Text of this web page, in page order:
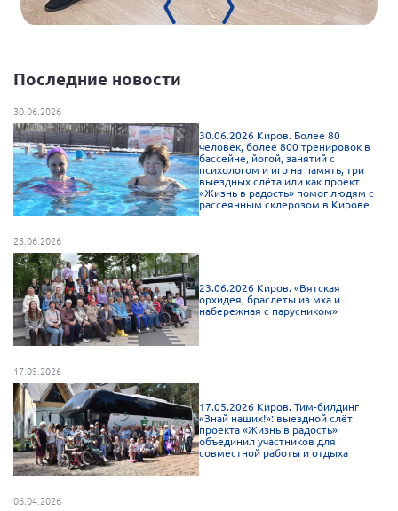
Алтайский край
Волгоградская область
Воронежская область
Ивановская область
Калининградская область
Кемеровская область
Кировская область
Краснодарский край
Красноярский край
Липецкая область
Ленинградская область
г. Москва
Московская область
Мурманская область
Последние новости
30.06.2026
30.06.2026 Киров. Более 80
человек, более 800 тренировок в
бассейне, йогой, занятий с
психологом и игр на память, три
выездных слёта или как проект
«Жизнь в радость» помог людям с
рассеянным склерозом в Кирове
23.06.2026
23.06.2026 Киров. «Вятская
орхидея, браслеты из мха и
набережная с парусником»
17.05.2026
17.05.2026 Киров. Тим-билдинг
«Знай наших!»: выездной слёт
проекта «Жизнь в радость»
объединил участников для
совместной работы и отдыха
06.04.2026